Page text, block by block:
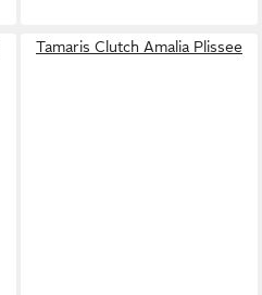
Tamaris Clutch Amalia Plissee